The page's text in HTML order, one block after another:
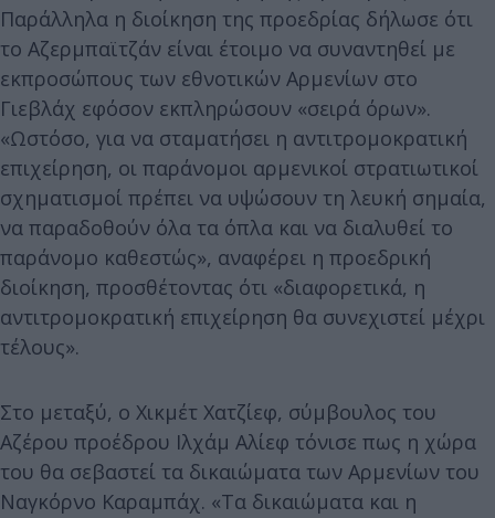
Παράλληλα η διοίκηση της προεδρίας δήλωσε ότι
το Αζερμπαϊτζάν είναι έτοιμο να συναντηθεί με
εκπροσώπους των εθνοτικών Αρμενίων στο
Γιεβλάχ εφόσον εκπληρώσουν «σειρά όρων».
«Ωστόσο, για να σταματήσει η αντιτρομοκρατική
επιχείρηση, οι παράνομοι αρμενικοί στρατιωτικοί
σχηματισμοί πρέπει να υψώσουν τη λευκή σημαία,
να παραδοθούν όλα τα όπλα και να διαλυθεί το
παράνομο καθεστώς», αναφέρει η προεδρική
διοίκηση, προσθέτοντας ότι «διαφορετικά, η
αντιτρομοκρατική επιχείρηση θα συνεχιστεί μέχρι
τέλους».
Στο μεταξύ, ο Χικμέτ Χατζίεφ, σύμβουλος του
Αζέρου προέδρου Ιλχάμ Αλίεφ τόνισε πως η χώρα
του θα σεβαστεί τα δικαιώματα των Αρμενίων του
Ναγκόρνο Καραμπάχ. «Τα δικαιώματα και η